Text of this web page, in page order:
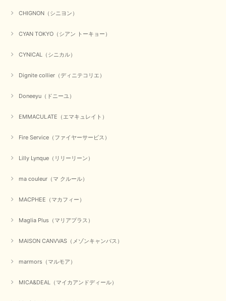
CHIGNON（シニヨン）
CYAN TOKYO（シアン トーキョー）
CYNICAL（シニカル）
Dignite collier（ディニテコリエ）
Doneeyu（ドニーユ）
EMMACULATE（エマキュレイト）
Fire Service（ファイヤーサービス）
Lilly Lynque（リリーリーン）
ma couleur（マ クルール）
MACPHEE（マカフィー）
Maglia Plus（マリアプラス）
MAISON CANVVAS（メゾンキャンバス）
marmors（マルモア）
MICA&DEAL（マイカアンドディール）